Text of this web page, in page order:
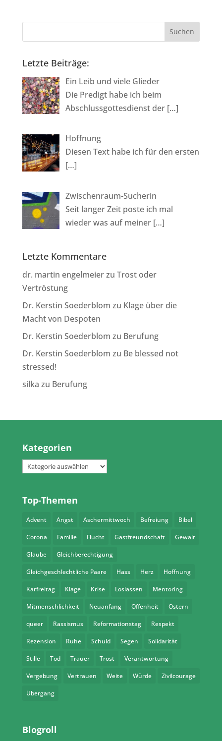
Letzte Beiträge:
Ein Leib und viele Glieder
Die Predigt habe ich beim
Abschlussgottesdienst der […]
Hoffnung
Diesen Text habe ich für den ersten
[…]
Zwischenraum-Sucherin
Seit langer Zeit poste ich mal
wieder was auf meiner […]
Letzte Kommentare
dr. martin engelmeierzu Trost oder
Vertröstung
Dr. Kerstin Soederblom zu Klage über die
Macht von Despoten
Dr. Kerstin Soederblom zu Berufung
Dr. Kerstin Soederblom zu Be blessed not
stressed!
silka zu Berufung
Kategorien
Kategorien
Top-Themen
Advent Angst Aschermittwoch Befreiung Bibel
Corona Familie Flucht Gastfreundschaft Gewalt
Glaube Gleichberechtigung
Gleichgeschlechtliche Paare Hass Herz Hoffnung
Karfreitag Klage Krise Loslassen Mentoring
Mitmenschlichkeit Neuanfang Offenheit Ostern
queer Rassismus Reformationstag Respekt
Rezension Ruhe Schuld Segen Solidarität
Stille Tod Trauer Trost Verantwortung
Vergebung Vertrauen Weite Würde Zivilcourage
Übergang
Blogroll